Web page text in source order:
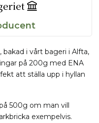
i vårt bageri i Alfta,
på 200g med ENA
att ställa upp i hyllan
500g om man vill
exempelvis.